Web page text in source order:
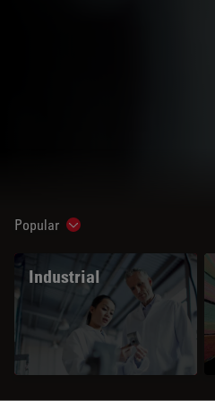
Popular Show subnavigation
Industrial